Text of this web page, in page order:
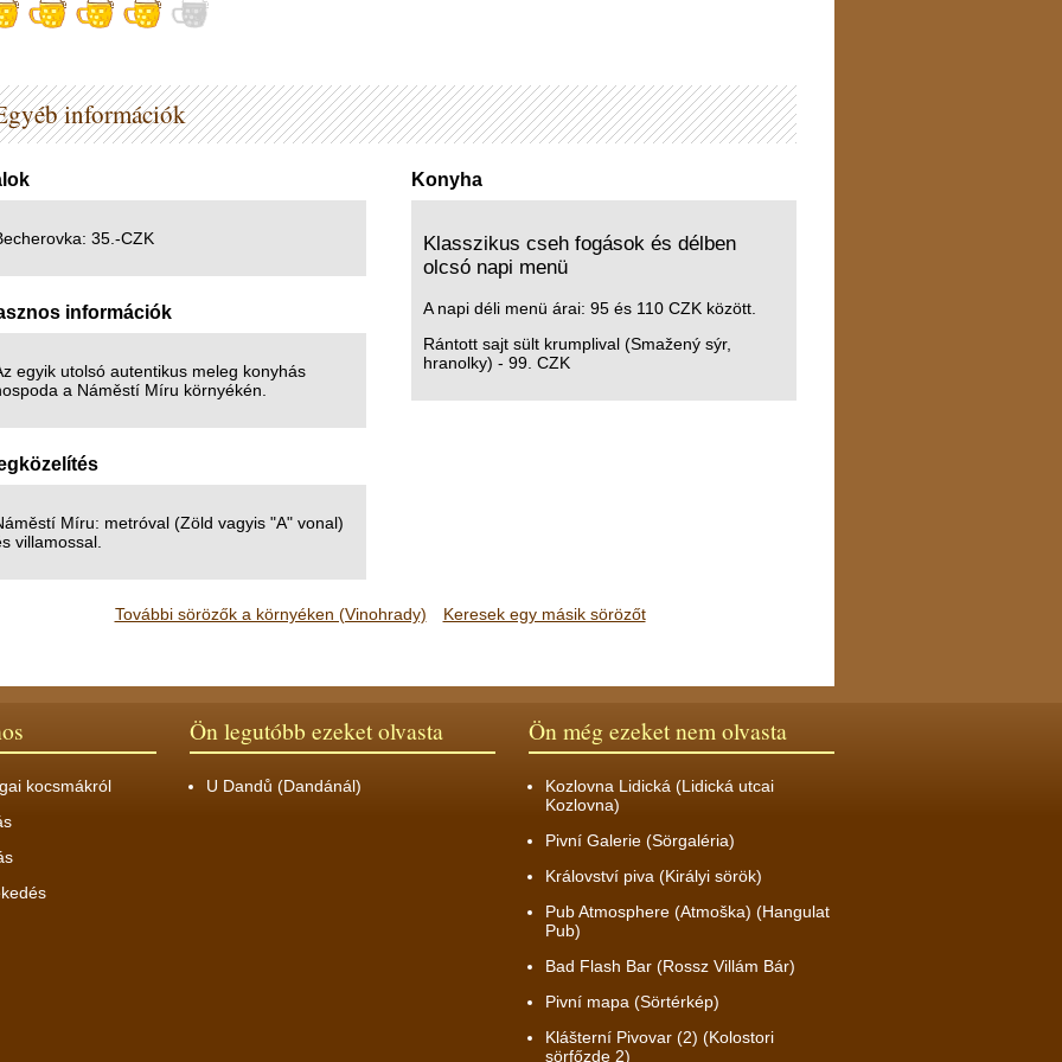
információk
35.-CZK
Konyha
Klasszikus cseh fogások és délben
olcsó napi menü
A napi déli menü árai: 95 és 110 CZK között.
Rántott sajt sült krumplival (Smažený sýr,
hranolky) - 99. CZK
információk
egyik utolsó autentikus meleg konyhás
a Náměstí Míru környékén.
Míru: metróval (Zöld vagyis "A" vonal)
villamossal.
További sörözők a környéken (Vinohrady) Keresek egy másik sörözőt
Ön még ezeket nem olvasta
Kozlovna Lidická (Lidická utcai
Kozlovna)
Pivní Galerie (Sörgaléria)
Království piva (Királyi sörök)
Pub Atmosphere (Atmoška) (Hangulat
Pub)
Bad Flash Bar (Rossz Villám Bár)
Pivní mapa (Sörtérkép)
Klášterní Pivovar (2) (Kolostori
sörfőzde 2)
Ön legutóbb ezeket olvasta
U Dandů (Dandánál)
kocsmákról